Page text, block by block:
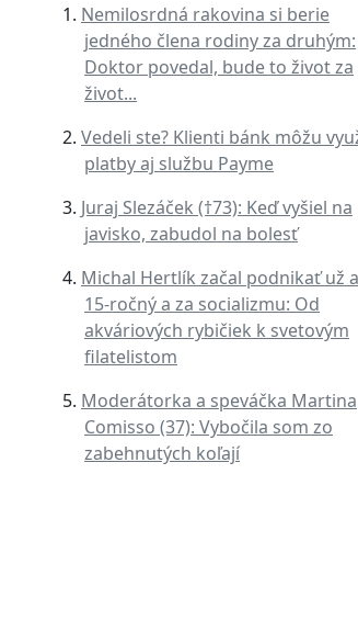
Nemilosrdná rakovina si berie
jedného člena rodiny za druhým:
Doktor povedal, bude to život za
život...
Vedeli ste? Klienti bánk môžu
platby aj službu Payme
Juraj Slezáček (†73): Keď vyšiel na
javisko, zabudol na bolesť
Michal Hertlík začal podnikať už
15-ročný a za socializmu: Od
akváriových rybičiek k svetovým
filatelistom
Moderátorka a speváčka Martina
Comisso (37): Vybočila som zo
zabehnutých koľají